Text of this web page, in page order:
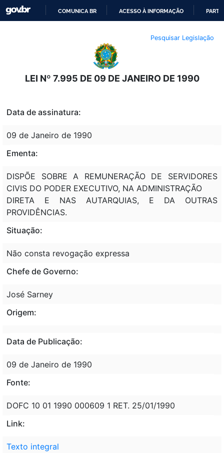
O
CONTEÚDO
COMUNICA BR ACESSO À INFORMAÇÃO
Pesquisar Legislação
LEI Nº 7.995 DE 09 DE JANEIRO DE 1990
Data de assinatura:
09 de Janeiro de 1990
Ementa:
DISPÕE SOBRE A REMUNERAÇÃO DE SERVIDORES
CIVIS DO PODER EXECUTIVO, NA ADMINISTRAÇÃO
DIRETA E NAS AUTARQUIAS, E DA OUTRAS
PROVIDÊNCIAS.
Situação:
Não consta revogação expressa
Chefe de Governo:
José Sarney
Origem:
Data de Publicação:
09 de Janeiro de 1990
Fonte:
DOFC 10 01 1990 000609 1 RET. 25/01/1990
Link:
Texto integral